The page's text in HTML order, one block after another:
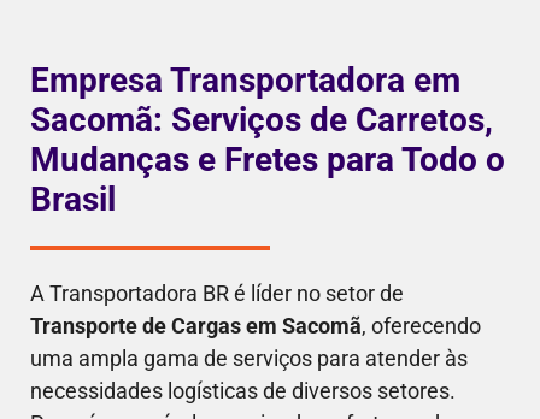
Empresa Transportadora em
Sacomã: Serviços de Carretos,
Mudanças e Fretes para Todo o
Brasil
A Transportadora BR é líder no setor de
Transporte de Cargas em Sacomã, oferecendo
uma ampla gama de serviços para atender às
necessidades logísticas de diversos setores.